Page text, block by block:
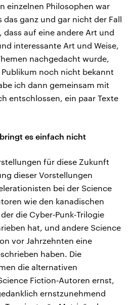
einzelnen Philosophen war
das ganz und gar nicht der Fall
dass auf eine andere Art und
interessante Art und Weise,
nachgedacht wurde,
noch nicht bekannt
ich dann gemeinsam mit
entschlossen, ein paar Texte
es einfach nicht
für diese Zukunft
dieser Vorstellungen
bei der Science
wie den kanadischen
die Cyber‑Punk‑Trilogie
hat, und andere Science
vor Jahrzehnten eine
haben. Die
die alternativen
Fiction‑Autoren ernst,
ernstzunehmend